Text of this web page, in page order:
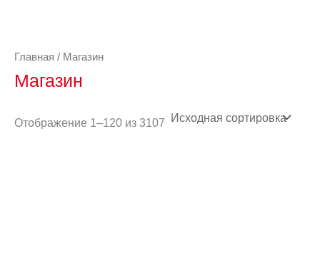
Главная / Магазин
Магазин
Отображение 1–120 из 3107